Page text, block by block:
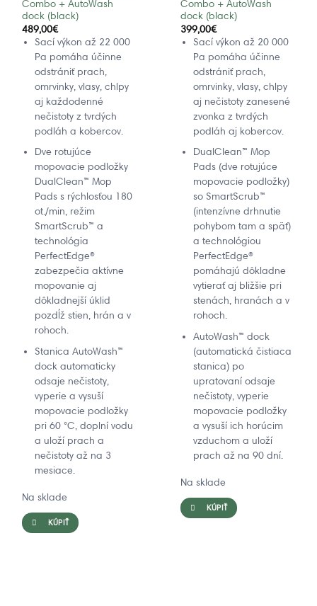
Combo + AutoWash
dock (black)
489,00€
Sací výkon až 22 000
Pa pomáha účinne
odstrániť prach,
omrvinky, vlasy, chlpy
aj každodenné
nečistoty z tvrdých
podláh a kobercov.
Dve rotujúce
mopovacie podložky
DualClean™ Mop
Pads s rýchlosťou 180
ot./min, režim
SmartScrub™ a
technológia
PerfectEdge®
zabezpečia aktívne
mopovanie aj
dôkladnejší úklid
pozdĺž stien, hrán a v
rohoch.
Stanica AutoWash™
dock automaticky
odsaje nečistoty,
vyperie a vysuší
mopovacie podložky
pri 60 °C, doplní vodu
a uloží prach a
nečistoty až na 3
mesiace.
Na sklade
KÚPIŤ
Combo + AutoWash
dock (black)
399,00€
Sací výkon až 20 000
Pa pomáha účinne
odstrániť prach,
omrvinky, vlasy, chlpy
aj nečistoty zanesené
zvonka z tvrdých
podláh aj kobercov.
DualClean™ Mop
Pads (dve rotujúce
mopovacie podložky)
so SmartScrub™
(intenzívne drhnutie
pohybom tam a späť)
a technológiou
PerfectEdge®
pomáhajú dôkladne
vytierať aj bližšie pri
stenách, hranách a v
rohoch.
AutoWash™ dock
(automatická čistiaca
stanica) po
upratovaní odsaje
nečistoty, vyperie
mopovacie podložky
a vysuší ich horúcim
vzduchom a uloží
prach až na 90 dní.
Na sklade
KÚPIŤ
Robotické vysávače Roomba®
Každý deň vyhrávajú súboj nad špinou, prachom a zvieracími
Robotické mopy Braava®
Braava®